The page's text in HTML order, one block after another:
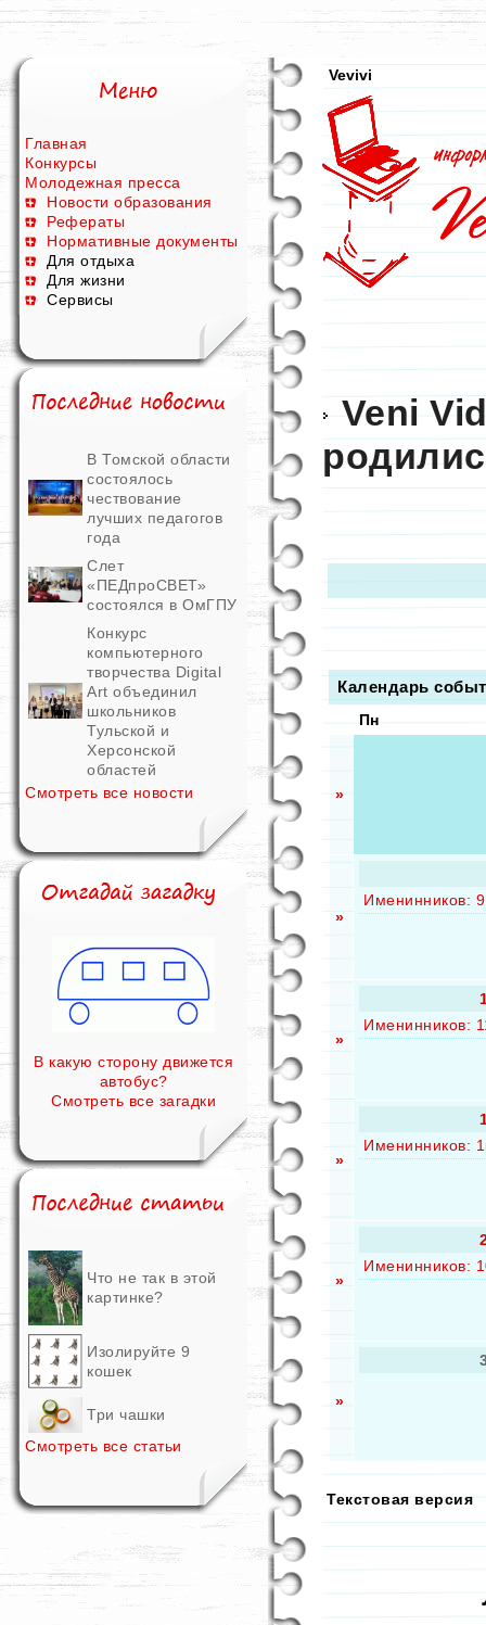
Главная
Конкурсы
Молодежная пресса
Новости образования
Рефераты
Нормативные документы
Для отдыха
Для жизни
Сервисы
В Томской области
состоялось
чествование
лучших педагогов
года
Слет
«ПЕДпроСВЕТ»
состоялся в ОмГПУ
Конкурс
компьютерного
творчества Digital
Art объединил
школьников
Тульской и
Херсонской
областей
Смотреть все новости
В какую сторону движется
автобус?
Смотреть все загадки
Что не так в этой
картинке?
Изолируйте 9
кошек
Три чашки
Смотреть все статьи
Vevivi
Veni
Календарь
Пн
»
»
Именинников: 9
»
Именинников:
»
Именинников:
»
Именинников:
»
Текстовая версия